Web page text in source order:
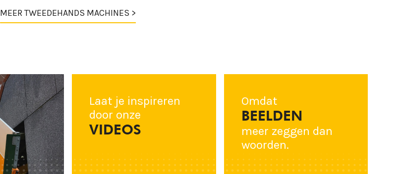
MEER TWEEDEHANDS MACHINES >
Laat je inspireren
door onze
VIDEOS
Omdat
BEELDEN
meer zeggen dan
woorden.